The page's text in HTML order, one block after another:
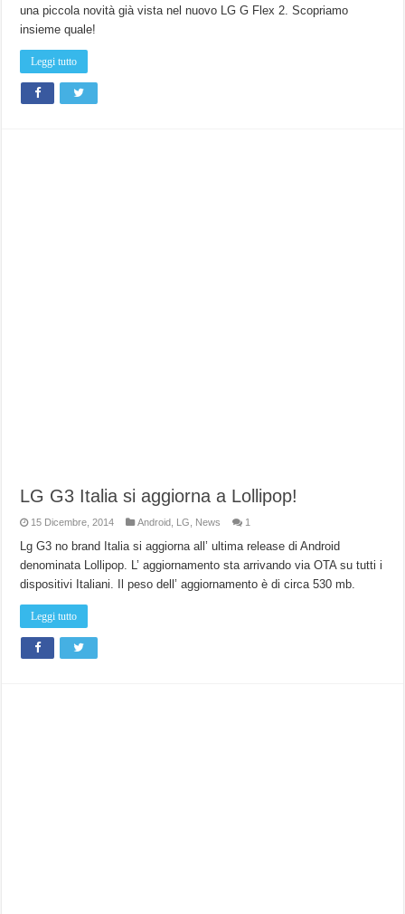
i
una piccola novità già vista nel nuovo LG G Flex 2. Scopriamo
insieme quale!
Leggi tutto
LG G3 Italia si aggiorna a Lollipop!
15 Dicembre, 2014 Android LG News 1
Lg G3 no brand Italia si aggiorna all’ ultima release di Android
denominata Lollipop. L’ aggiornamento sta arrivando via OTA su tutti i
dispositivi Italiani. Il peso dell’ aggiornamento è di circa 530 mb.
Leggi tutto